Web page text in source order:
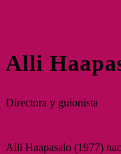
Alli
Directora y guionista
Alli Haapasalo (1977)